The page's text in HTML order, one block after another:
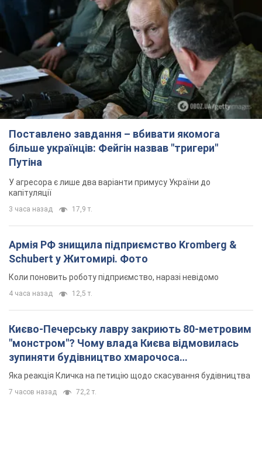
Поставлено завдання – вбивати якомога
більше українців: Фейгін назвав "тригери"
Путіна
У агресора є лише два варіанти примусу України до
капітуляції
3 часа назад 17,9 т.
Армія РФ знищила підприємство Kromberg &
Schubert у Житомирі. Фото
Коли поновить роботу підприємство, наразі невідомо
4 часа назад 12,5 т.
Києво-Печерську лавру закриють 80-метровим
"монстром"? Чому влада Києва відмовилась
зупиняти будівництво хмарочоса
"московського вірянина"
Яка реакція Кличка на петицію щодо скасування будівництва
7 часов назад 72,2 т.